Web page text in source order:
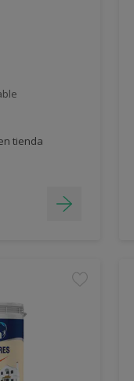
tienda